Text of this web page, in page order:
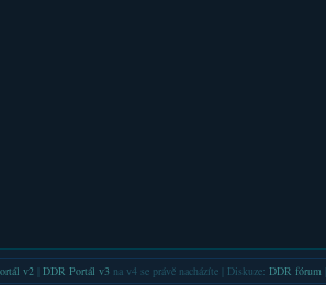
v2| DDR Portál v3na v4 se právě nacházíte | Diskuze: DDR fórum